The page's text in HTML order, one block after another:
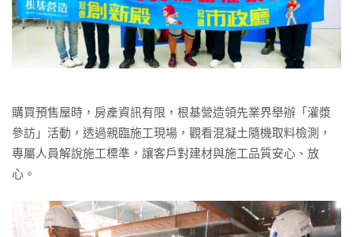
購買預售屋時，房產資訊有限，根基營造領先業界舉辦「灌漿
參訪」活動，透過親臨施工現場，觀看混凝土隨機取料檢測，
專屬人員解說施工標準，讓客戶對建材與施工品質安心、放
心。